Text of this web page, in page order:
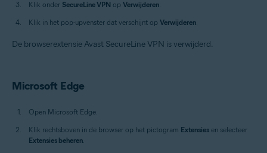
Klik onder SecureLine VPN op Verwijderen.
Klik in het pop-upvenster dat verschijnt op Verwijderen.
De browserextensie Avast SecureLine VPN is verwijderd.
Microsoft Edge
Open Microsoft Edge.
Klik rechtsboven in de browser op het pictogram Extensies en selecteer
Extensies beheren.